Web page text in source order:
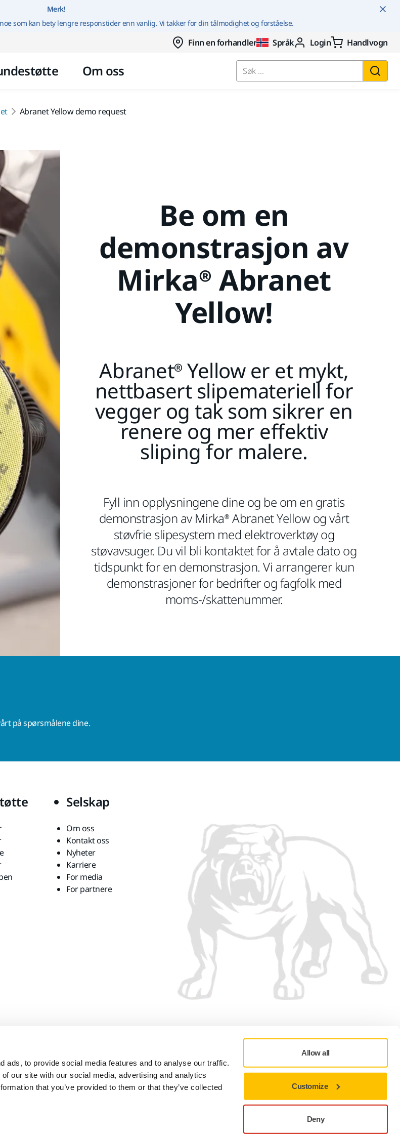
ads, to provide social media features and to analyse our traffic.
our site with our social media, advertising and analytics
that you’ve provided to them or that they’ve collected
Allow all
Customize
Deny
Gå til innhold
Merk!
som kan bety lengre responstider enn vanlig. Vi takker for din tålmodighet og forståelse.
Finn en forhandler Språk Login Handlvogn
Om oss Søk ...
Abranet Yellow demo request
Be om en
demonstrasjon av
Mirka® Abranet
Yellow!
Abranet® Yellow er et mykt,
nettbasert slipemateriell for
vegger og tak som sikrer en
renere og mer effektiv
sliping for malere.
Fyll inn opplysningene dine og be om en gratis
demonstrasjon av Mirka® Abranet Yellow og vårt
støvfrie slipesystem med elektroverktøy og
støvavsuger. Du vil bli kontaktet for å avtale dato og
tidspunkt for en demonstrasjon. Vi arrangerer kun
demonstrasjoner for bedrifter og fagfolk med
moms-/skattenummer.
på spørsmålene dine.
Selskap
Om oss
Kontakt oss
Nyheter
Karriere
For media
For partnere